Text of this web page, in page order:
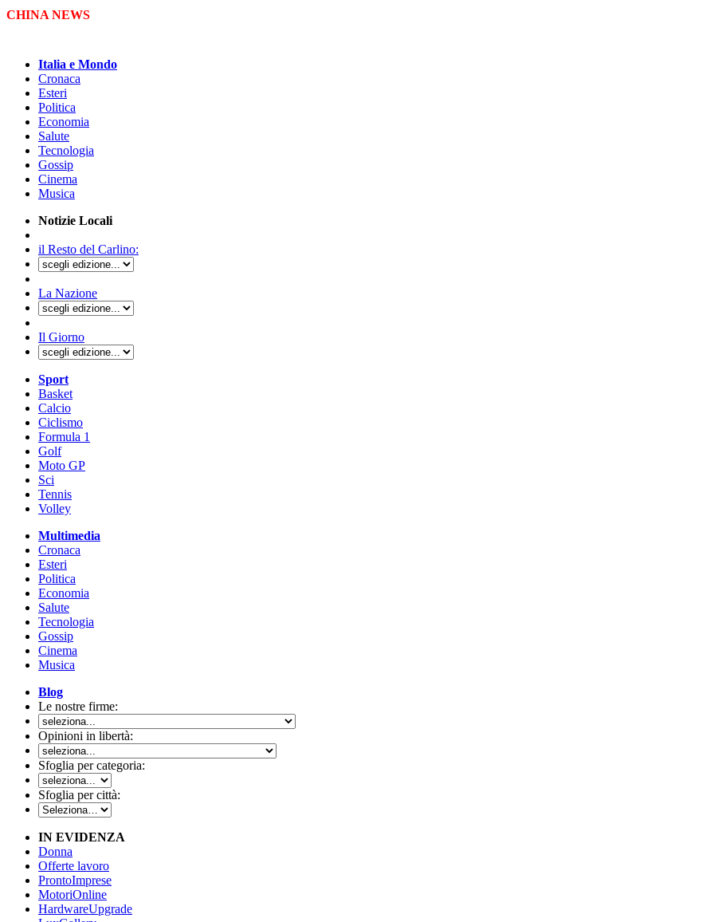
CHINA NEWS
Italia e Mondo
Cronaca
Esteri
Politica
Economia
Salute
Tecnologia
Gossip
Cinema
Musica
Notizie Locali
il Resto del Carlino:
La Nazione
Il Giorno
Sport
Basket
Calcio
Ciclismo
Formula 1
Golf
Moto GP
Sci
Tennis
Volley
Multimedia
Cronaca
Esteri
Politica
Economia
Salute
Tecnologia
Gossip
Cinema
Musica
Blog
Le nostre firme:
Opinioni in libertà:
Sfoglia per categoria:
Sfoglia per città:
IN EVIDENZA
Donna
Offerte lavoro
ProntoImprese
MotoriOnline
HardwareUpgrade